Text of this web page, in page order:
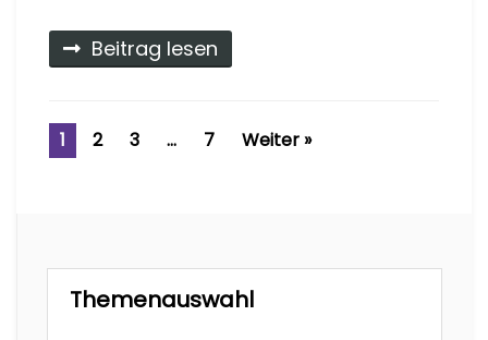
Beitrag lesen
Seite
1 Seite
2 Seite
3 … Seite
7 Weiter »
Themenauswahl